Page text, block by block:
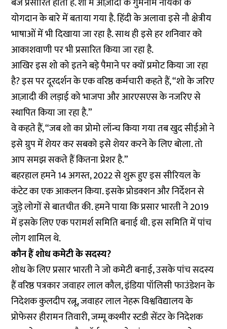
योगदान के बारे में बताया गया है. हिंदी के अलावा इसे नौ क्षेत्रीय
भाषाओं में भी दिखाया जा रहा है. साथ ही इसे हर शनिवार को
आकाशवाणी पर भी प्रसारित किया जा रहा है.
आखिर इस शो को इतने बड़े पैमाने पर क्यों प्रमोट किया जा रहा
है? इस पर दूरदर्शन के एक वरिष्ठ कर्मचारी कहते हैं, “शो के जरिए
आज़ादी की लड़ाई को भाजपा और आरएसएस के नजरिए से
स्थापित किया जा रहा है.”
वे कहते हैं, “जब शो का प्रोमो लॉन्च किया गया तब खुद सीईओ ने
इसे ग्रुप में शेयर कर सबको इसे शेयर करने के लिए बोला. तो
आप समझ सकते हैं कितना प्रेशर है.”
बहरहाल हमने 14 अगस्त, 2022 से शुरू हुए इस सीरियल के
कंटेट का एक आकलन किया. इसके प्रोडक्शन और निर्देशन से
जुड़े लोगों से बातचीत की. हमने पाया कि प्रसार भारती ने 2019
में इसके लिए एक परामर्श समिति बनाई थी. इस समिति में पांच
लोग शामिल थे.
कौन हैं शोध कमेटी के सदस्य?
शोध के लिए प्रसार भारती ने जो कमेटी बनाई, उसके पांच सदस्य
हैं वरिष्ठ पत्रकार जवाहर लाल कौल, इंडिया पॉलिसी फाउंडेशन के
निदेशक कुलदीप रत्नू, जवाहर लाल नेहरू विश्वविद्यालय के
प्रोफेसर हीरामन तिवारी, जम्मू कश्मीर स्टडी सेंटर के निदेशक